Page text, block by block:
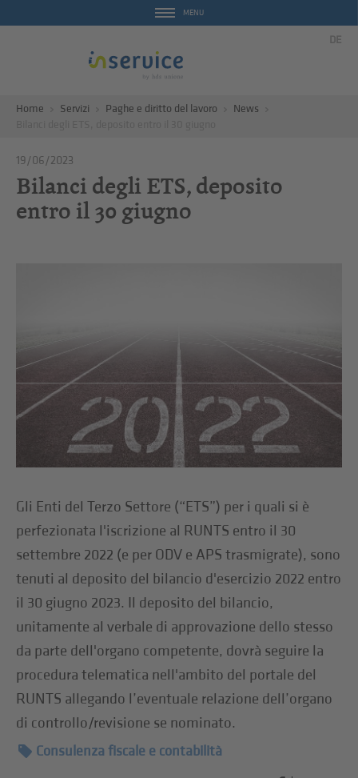
MENU
DE
Home Servizi Paghe e diritto del lavoro
News
19/06/2023
Bilanci degli ETS, deposito
entro il 30 giugno
Gli Enti del Terzo Settore (“ETS”) per i quali si è
perfezionata l'iscrizione al RUNTS entro il 30
settembre 2022 (e per ODV e APS trasmigrate), sono
tenuti al deposito del bilancio d'esercizio 2022 entro
il 30 giugno 2023. Il deposito del bilancio,
unitamente al verbale di approvazione dello stesso
da parte dell'organo competente, dovrà seguire la
procedura telematica nell'ambito del portale del
RUNTS allegando l’eventuale relazione dell’organo
di controllo/revisione se nominato.
Consulenza fiscale e contabilità